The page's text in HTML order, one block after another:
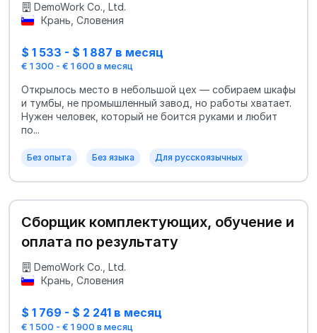
DemoWork Co., Ltd.
Крань, Словения
$ 1 533 - $ 1 887 в месяц
€ 1 300 - € 1 600 в месяц
Открылось место в небольшой цех — собираем шкафы
и тумбы, не промышленный завод, но работы хватает.
Нужен человек, который не боится руками и любит
по...
Без опыта Без языка Для русскоязычных
Сборщик комплектующих, обучение и
оплата по результату
DemoWork Co., Ltd.
Крань, Словения
$ 1 769 - $ 2 241 в месяц
€ 1 500 - € 1 900 в месяц